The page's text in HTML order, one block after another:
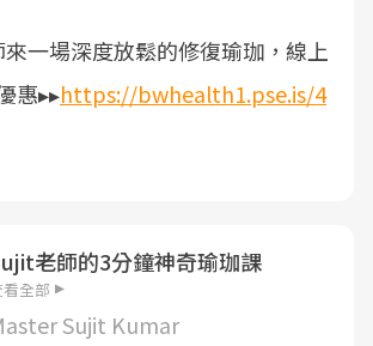
一場深度放鬆的修復瑜珈，線上
惠▸▸https://bwhealth1.pse.is/4
老師的3分鐘神奇瑜珈課
看全部
Sujit Kumar